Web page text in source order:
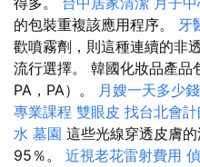
的包裝重複該應用程序。 牙
歡噴霧劑，則這種連續的非
流行選擇。 韓國化妝品產品
PA，PA）。 月嫂一天多少錢
專業課程 雙眼皮 找台北會
水 墓園 這些光線穿透皮膚
95％。 近視老花雷射費用